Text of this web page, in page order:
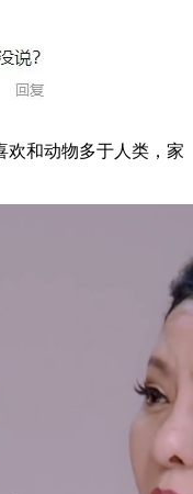
欢和动物多于人类，家